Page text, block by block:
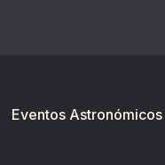
Eventos Astronómicos